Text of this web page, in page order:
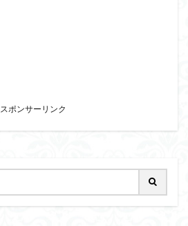
スポンサーリンク